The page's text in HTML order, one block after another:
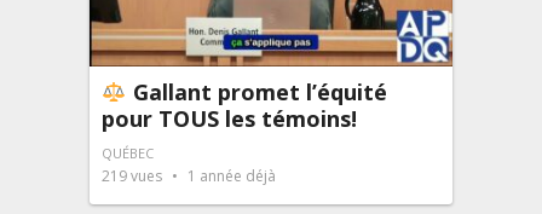
Gallant promet l’équité
pour TOUS les témoins!
QUÉBEC
219vues 1 année déjà